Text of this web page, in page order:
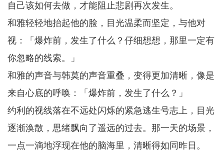
自己该如何去做，才能阻止悲剧再次发生。
和雅轻轻地抬起他的脸，目光温柔而坚定，与他对
视：「爆炸前，发生了什么？仔细想想，那里一定有
你忽略的线索。」
和雅的声音与韩莫的声音重叠，变得更加清晰，像是
来自心底的呼唤：「爆炸前，发生了什么？」
约利的视线落在不远处闪烁的紧急逃生号志上，目光
逐渐涣散，思绪飘向了遥远的过去。那一天的场景，
一点一滴地浮现在他的脑海里，清晰得如同昨日。